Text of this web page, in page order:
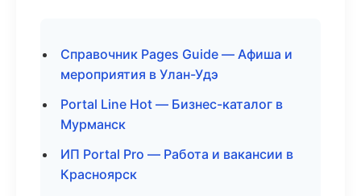
Справочник Pages Guide — Афиша и
мероприятия в Улан-Удэ
Portal Line Hot — Бизнес-каталог в
Мурманск
ИП Portal Pro — Работа и вакансии в
Красноярск